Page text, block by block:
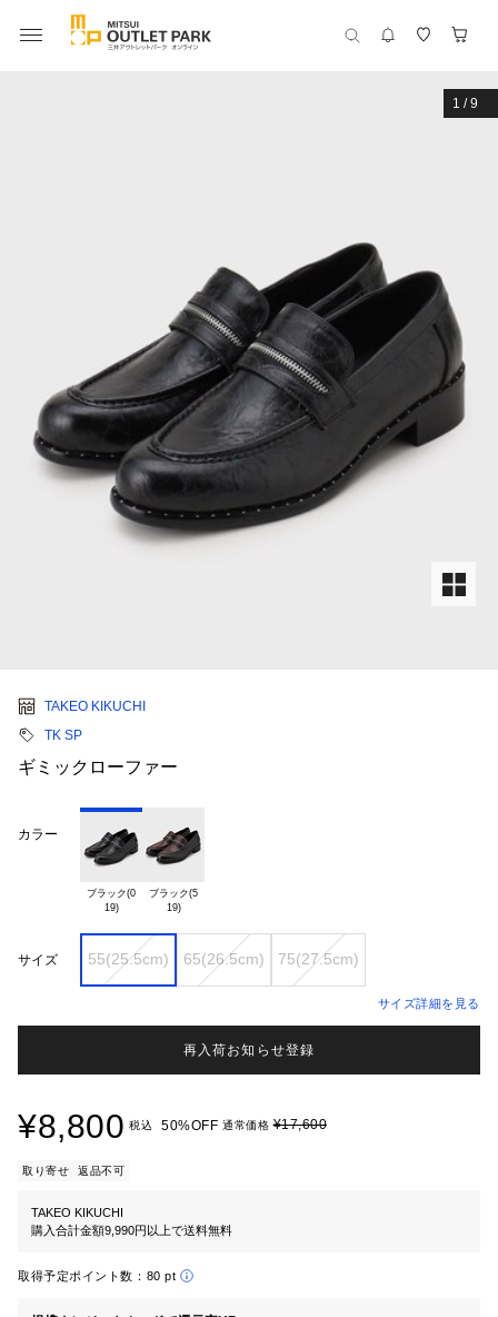
1 /9
TAKEO KIKUCHI
TK SP
ギミックローファー
カラー
ブラック(0
19)
ブラック(5
19)
サイズ 55(25.5cm) 65(26.5cm) 75(27.5cm)
サイズ詳細を見る
再入荷お知らせ登録
¥8,800 税込 50%OFF 通常価格¥17,600
取り寄せ 返品不可
TAKEO KIKUCHI
購入合計金額9,990円以上で送料無料
取得予定ポイント数： 80 pt